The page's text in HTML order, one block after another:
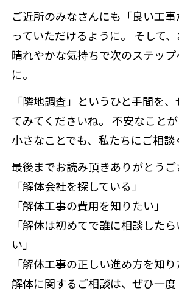
ご近所のみなさんにも「良い工
っていただけるように。 そして、
晴れやかな気持ちで次のステッ
に。
「隣地調査」というひと手間を
てみてくださいね。 不安なこと
小さなことでも、私たちにご相談
最後までお読み頂きありがとうご
「解体会社を探している」
「解体工事の費用を知りたい」
「解体は初めてで誰に相談した
い」
「解体工事の正しい進め方を知
解体に関するご相談は、ぜひ一